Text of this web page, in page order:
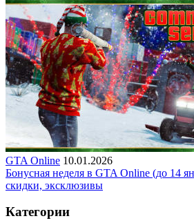
GTA Online 10.01.2026
Бонусная неделя в GTA Online (до 14
скидки, эксклюзивы
Категории